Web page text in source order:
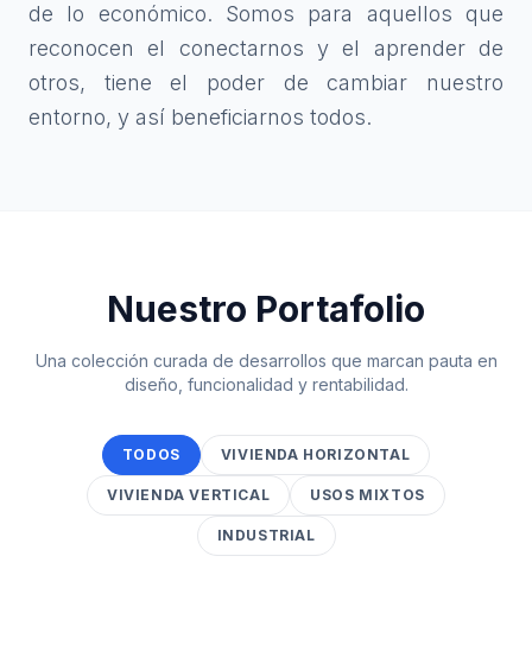
de lo económico. Somos para aquellos que
reconocen el conectarnos y el aprender de
otros, tiene el poder de cambiar nuestro
entorno, y así beneficiarnos todos.
Nuestro Portafolio
Una colección curada de desarrollos que marcan pauta en
diseño, funcionalidad y rentabilidad.
TODOS VIVIENDA HORIZONTAL
VIVIENDA VERTICAL USOS MIXTOS
INDUSTRIAL